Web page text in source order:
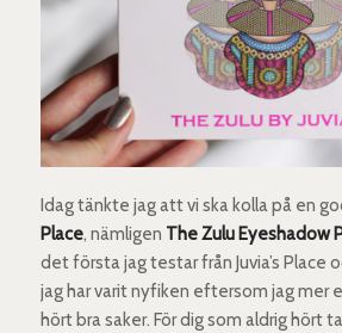
Idag tänkte jag att vi ska kolla på en
Place, nämligen The Zulu Eyeshadow
det första jag testar från Juvia’s Place
jag har varit nyfiken eftersom jag mer
hört bra saker. För dig som aldrig hört